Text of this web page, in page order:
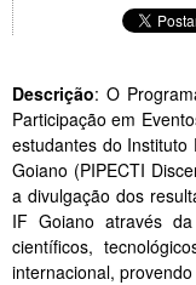
Descrição: O
Participação em
estudantes do Instituto
Goiano (PIPECTI
a divulgação dos
IF Goiano através
científicos,
internacional,